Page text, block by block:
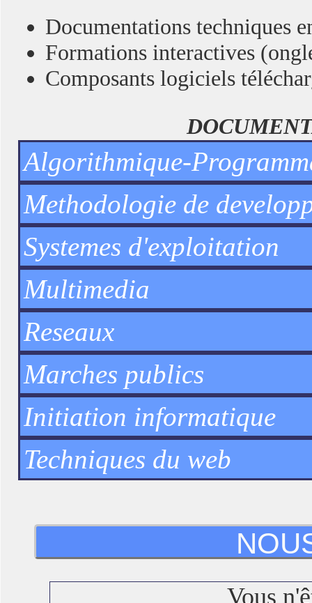
Documentations techniques
Formations interactives
Composants logiciels
Algorithmique-
Methodologie de
Systemes d'exploitation
Multimedia
Reseaux
Marches publics
Initiation informatique
Techniques du web
Vous